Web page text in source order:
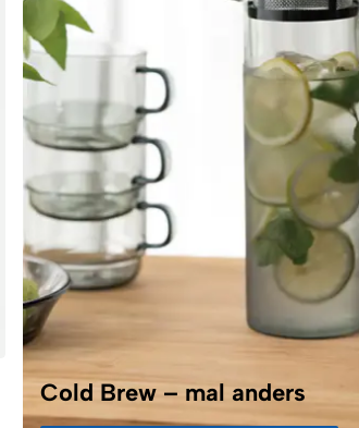
Cold Brew – mal anders